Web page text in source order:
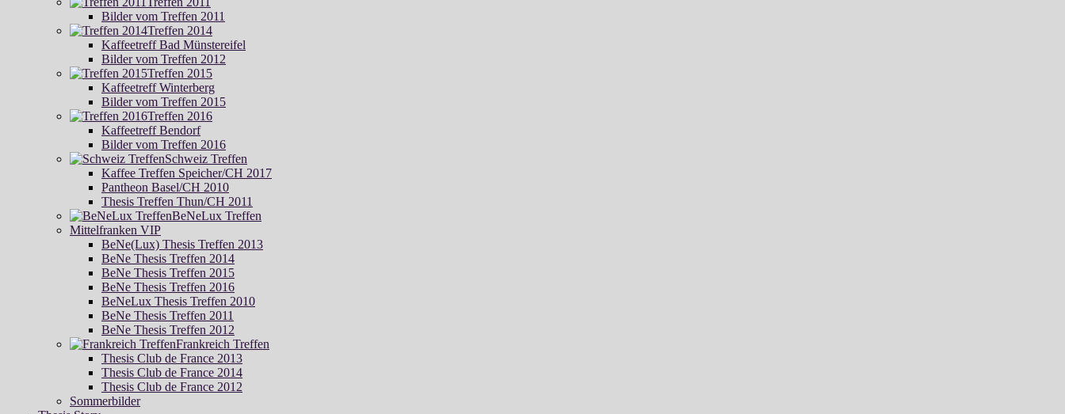
Bilder vom Treffen 2011
Treffen 2014
Kaffeetreff Bad Münstereifel
Bilder vom Treffen 2012
Treffen 2015
Kaffeetreff Winterberg
Bilder vom Treffen 2015
Treffen 2016
Kaffeetreff Bendorf
Bilder vom Treffen 2016
Schweiz Treffen
Kaffee Treffen Speicher/CH 2017
Pantheon Basel/CH 2010
Thesis Treffen Thun/CH 2011
BeNeLux Treffen
Mittelfranken VIP
BeNe(Lux) Thesis Treffen 2013
BeNe Thesis Treffen 2014
BeNe Thesis Treffen 2015
BeNe Thesis Treffen 2016
BeNeLux Thesis Treffen 2010
BeNe Thesis Treffen 2011
BeNe Thesis Treffen 2012
Frankreich Treffen
Thesis Club de France 2013
Thesis Club de France 2014
Thesis Club de France 2012
Sommerbilder